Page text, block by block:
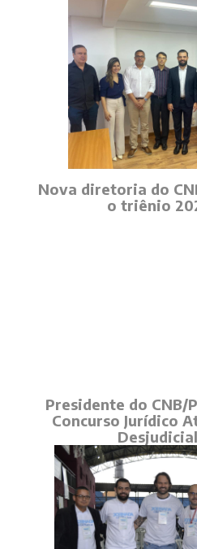
Nova diretoria do
o triênio
Presidente do CNB/
Concurso Jurídico